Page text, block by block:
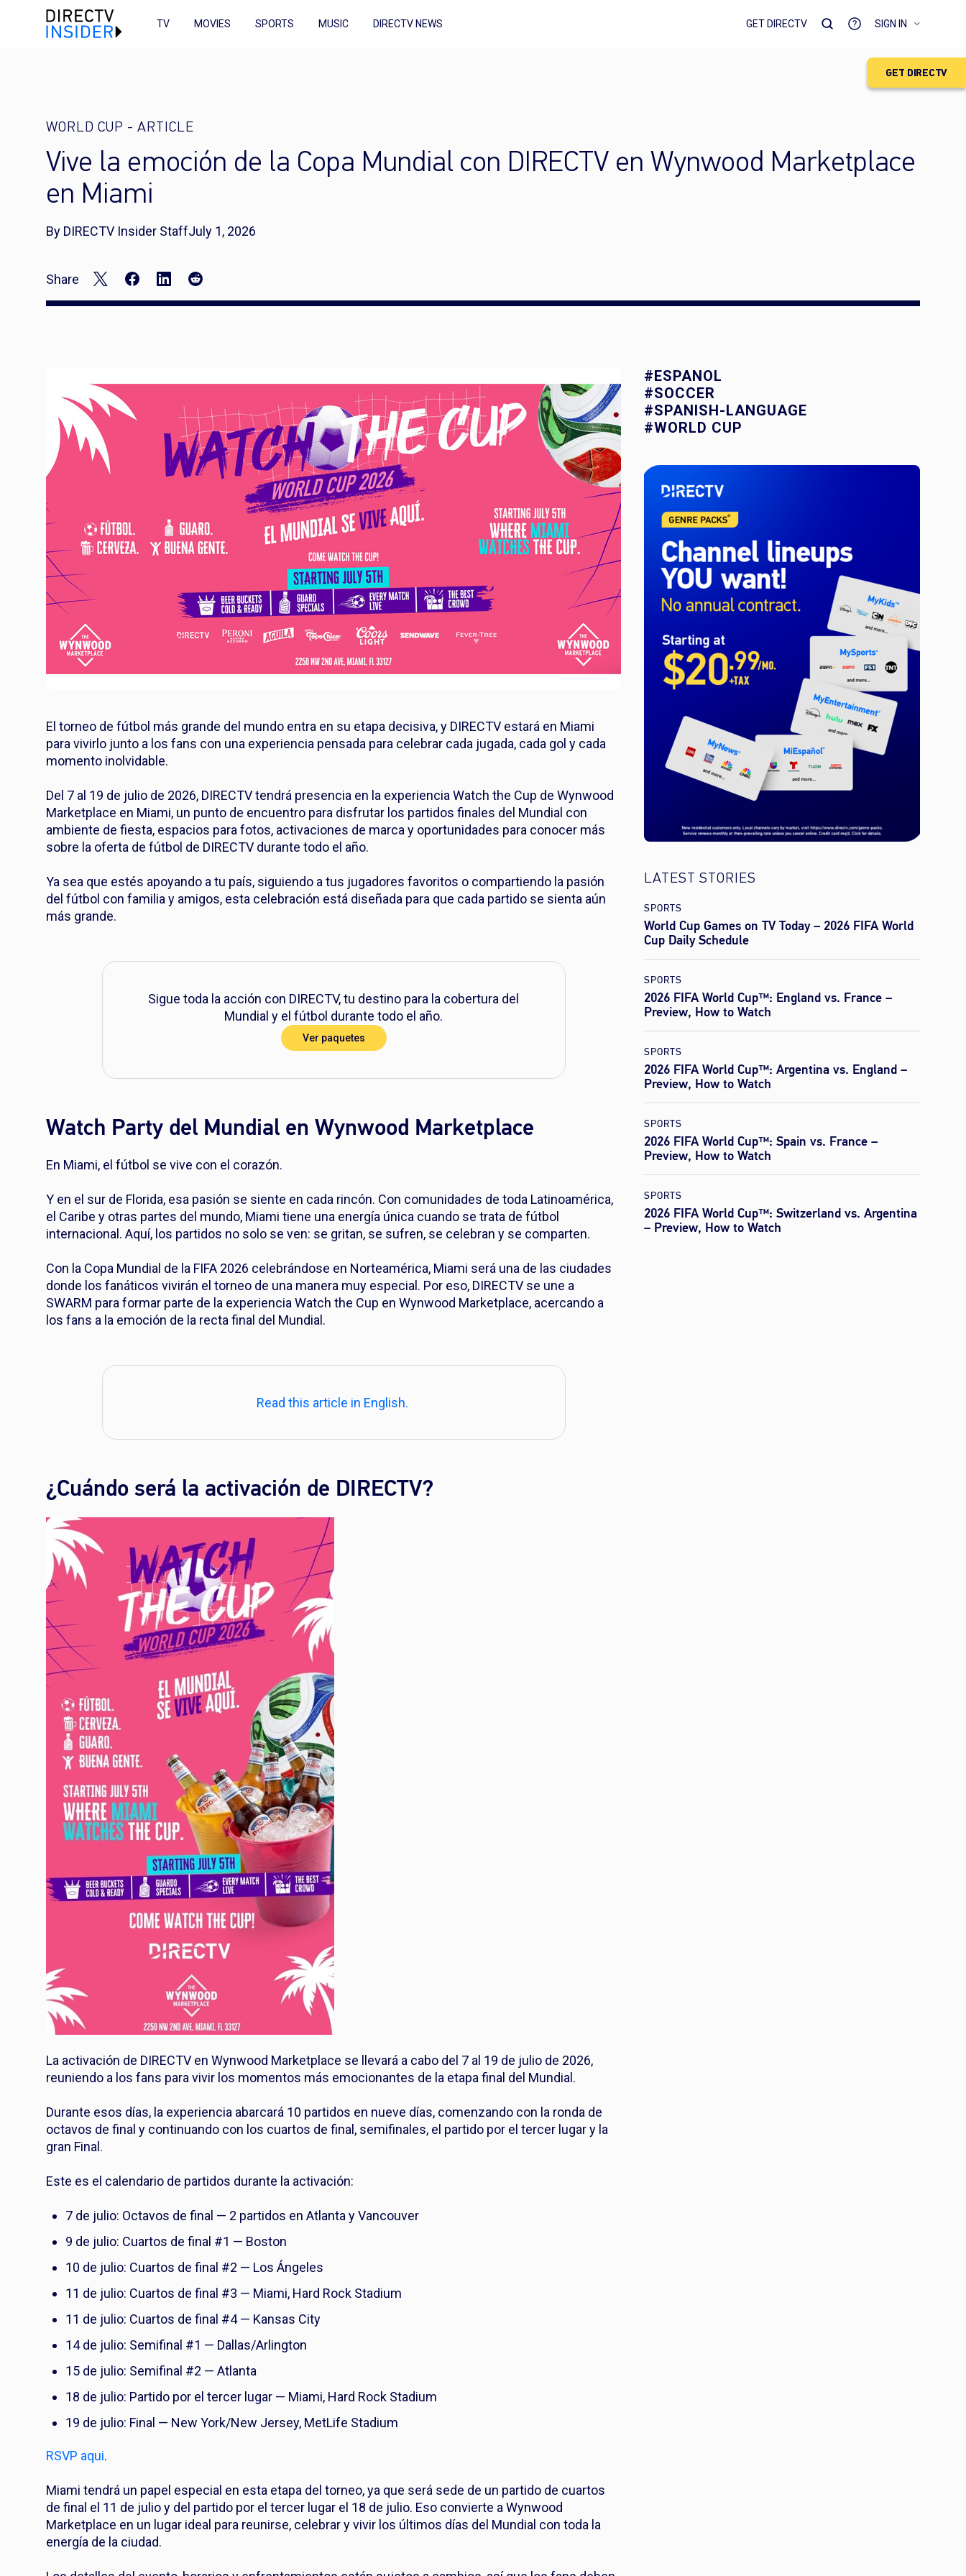
GET DIRECTV
TV MOVIES SPORTS MUSIC DIRECTV NEWS GET DIRECTV SIGN IN
WORLD CUP - ARTICLE
Vive la emoción de la Copa Mundial con DIRECTV en Wynwood Marketplace
en Miami
By DIRECTV Insider StaffJuly 1, 2026
Share
El torneo de fútbol más grande del mundo entra en su etapa decisiva, y DIRECTV estará en Miami
para vivirlo junto a los fans con una experiencia pensada para celebrar cada jugada, cada gol y cada
momento inolvidable.
Del 7 al 19 de julio de 2026, DIRECTV tendrá presencia en la experiencia Watch the Cup de Wynwood
Marketplace en Miami, un punto de encuentro para disfrutar los partidos finales del Mundial con
ambiente de fiesta, espacios para fotos, activaciones de marca y oportunidades para conocer más
sobre la oferta de fútbol de DIRECTV durante todo el año.
Ya sea que estés apoyando a tu país, siguiendo a tus jugadores favoritos o compartiendo la pasión
del fútbol con familia y amigos, esta celebración está diseñada para que cada partido se sienta aún
más grande.
Sigue toda la acción con DIRECTV, tu destino para la cobertura del
Mundial y el fútbol durante todo el año.
Ver paquetes
Watch Party del Mundial en Wynwood Marketplace
En Miami, el fútbol se vive con el corazón.
Y en el sur de Florida, esa pasión se siente en cada rincón. Con comunidades de toda Latinoamérica,
el Caribe y otras partes del mundo, Miami tiene una energía única cuando se trata de fútbol
internacional. Aquí, los partidos no solo se ven: se gritan, se sufren, se celebran y se comparten.
Con la Copa Mundial de la FIFA 2026 celebrándose en Norteamérica, Miami será una de las ciudades
donde los fanáticos vivirán el torneo de una manera muy especial. Por eso, DIRECTV se une a
SWARM para formar parte de la experiencia Watch the Cup en Wynwood Marketplace, acercando a
los fans a la emoción de la recta final del Mundial.
Read this article in English.
¿Cuándo será la activación de DIRECTV?
La activación de DIRECTV en Wynwood Marketplace se llevará a cabo del 7 al 19 de julio de 2026,
reuniendo a los fans para vivir los momentos más emocionantes de la etapa final del Mundial.
Durante esos días, la experiencia abarcará 10 partidos en nueve días, comenzando con la ronda de
octavos de final y continuando con los cuartos de final, semifinales, el partido por el tercer lugar y la
gran Final.
Este es el calendario de partidos durante la activación:
7 de julio: Octavos de final — 2 partidos en Atlanta y Vancouver
9 de julio: Cuartos de final #1 — Boston
10 de julio: Cuartos de final #2 — Los Ángeles
11 de julio: Cuartos de final #3 — Miami, Hard Rock Stadium
11 de julio: Cuartos de final #4 — Kansas City
14 de julio: Semifinal #1 — Dallas/Arlington
15 de julio: Semifinal #2 — Atlanta
18 de julio: Partido por el tercer lugar — Miami, Hard Rock Stadium
19 de julio: Final — New York/New Jersey, MetLife Stadium
RSVP aqui.
Miami tendrá un papel especial en esta etapa del torneo, ya que será sede de un partido de cuartos
de final el 11 de julio y del partido por el tercer lugar el 18 de julio. Eso convierte a Wynwood
Marketplace en un lugar ideal para reunirse, celebrar y vivir los últimos días del Mundial con toda la
energía de la ciudad.
#ESPANOL
#SOCCER
#SPANISH-LANGUAGE
#WORLD CUP
LATEST STORIES
SPORTS
World Cup Games on TV Today – 2026 FIFA World
Cup Daily Schedule
SPORTS
2026 FIFA World Cup™: England vs. France –
Preview, How to Watch
SPORTS
2026 FIFA World Cup™: Argentina vs. England –
Preview, How to Watch
SPORTS
2026 FIFA World Cup™: Spain vs. France –
Preview, How to Watch
SPORTS
2026 FIFA World Cup™: Switzerland vs. Argentina
– Preview, How to Watch